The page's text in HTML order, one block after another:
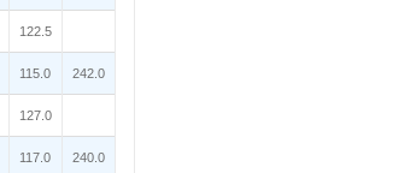
122.5
115.0 242.0
127.0
117.0 240.0